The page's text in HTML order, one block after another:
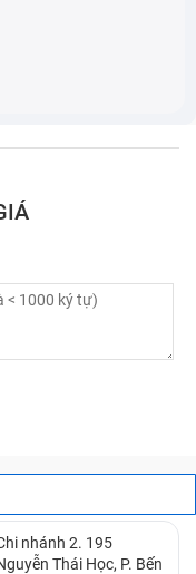
nhánh 2. 195
Thái Học, P. Bến